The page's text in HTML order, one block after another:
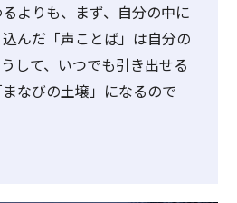
よりも、まず、自分の中に
んだ「声ことば」は自分の
して、いつでも引き出せる
なびの土壌」になるので